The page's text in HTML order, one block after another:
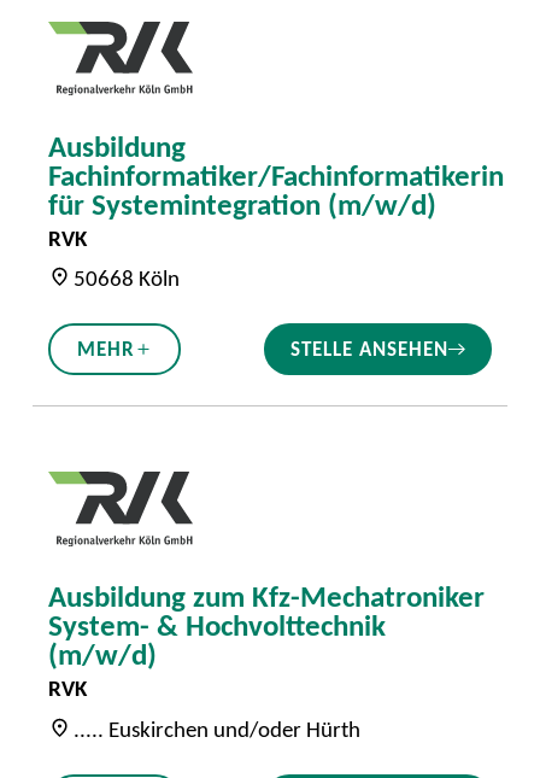
Ausbildung
Fachinformatiker/Fachinformatikerin
für Systemintegration (m/w/d)
RVK
50668 Köln
MEHR STELLE ANSEHEN
Ausbildung zum Kfz-Mechatroniker
System- & Hochvolttechnik
(m/w/d)
RVK
..... Euskirchen und/oder Hürth